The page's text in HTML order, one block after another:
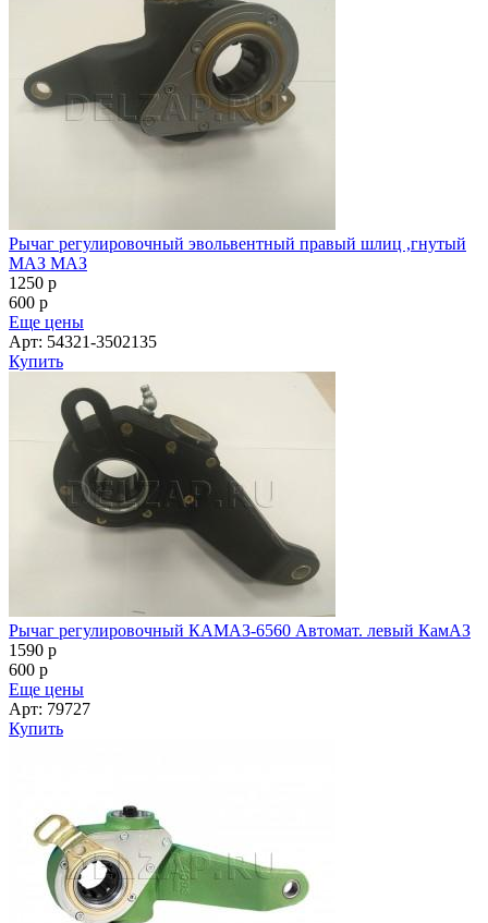
Рычаг регулировочный эвольвентный правый шлиц ,гнутый
МАЗ МАЗ
1250 p
600 p
Еще цены
Арт: 54321-3502135
Купить
Рычаг регулировочный КАМАЗ-6560 Автомат. левый КамАЗ
1590 p
600 p
Еще цены
Арт: 79727
Купить